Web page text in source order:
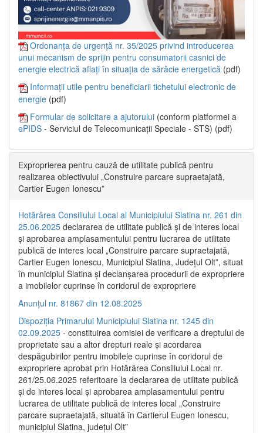
Ordonanța de urgență nr. 35/2025 privind introducerea
unui mecanism de sprijin pentru consumatorii casnici de
energie electrică aflați în situația de sărăcie energetică (pdf)
Informații utile pentru beneficiarii tichetului electronic de
energie (pdf)
Formular de solicitare a ajutorului (conform platformei a
ePIDS - Serviciul de Telecomunicații Speciale - STS) (pdf)
Exproprierea pentru cauză de utilitate publică pentru
realizarea obiectivului „Construire parcare supraetajată,
Cartier Eugen Ionescu”
Hotărârea Consiliului Local al Municipiului Slatina nr. 261 din
25.06.2025 declararea de utilitate publică și de interes local
și aprobarea amplasamentului pentru lucrarea de utilitate
publică de interes local „Construire parcare supraetajată,
Cartier Eugen Ionescu, Municipiul Slatina, Județul Olt”, situat
în municipiul Slatina și declanșarea procedurii de expropriere
a imobilelor cuprinse în coridorul de expropriere
Anunțul nr. 81867 din 12.08.2025
Dispoziția Primarului Municipiului Slatina nr. 1245 din
02.09.2025 - constituirea comisiei de verificare a dreptului de
proprietate sau a altor drepturi reale și acordarea
despăgubirilor pentru imobilele cuprinse în coridorul de
expropriere aprobat prin Hotărârea Consiliului Local nr.
261/25.06.2025 referitoare la declararea de utilitate publică
și de interes local și aprobarea amplasamentului pentru
lucrarea de utilitate publică de interes local „Construire
parcare supraetajată, situată în Cartierul Eugen Ionescu,
municipiul Slatina, județul Olt”